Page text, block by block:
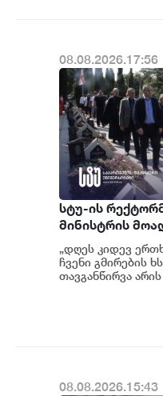
08.08.2026.17:56
სტუ-ის
მინისტრის
წევრი
რექტორებმა
„დღეს კიდევ
ჩვენი გმირების
თავგანწირვა
08.08.2026.15:43